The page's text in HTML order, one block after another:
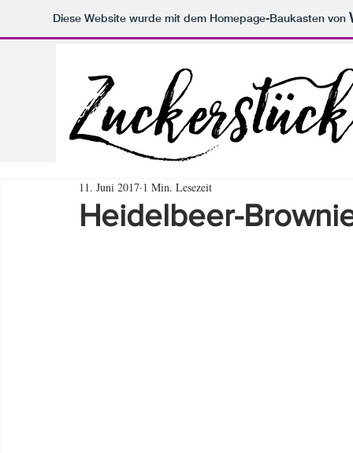
Diese Website wurde mit dem Homepage-Baukasten von
Heidelbeer-
11. Juni 2017 1 Min. Lesezeit